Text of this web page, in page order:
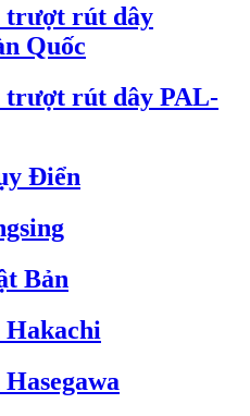
trượt rút dây
Quốc
trượt rút dây PAL-
Điển
Bản
Hakachi